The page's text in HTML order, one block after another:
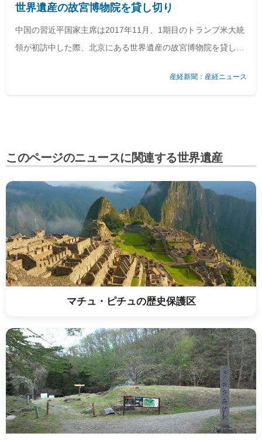
世界遺産の故宮博物院を貸し切り
中国の習近平国家主席は2017年11月、1期目のトランプ米大統
領が初訪中した際、北京にある世界遺産の故宮博物院を貸し切
産経新聞：産経ニュース
このページのニュースに関連する世界遺産
マチュ・ピチュの歴史保護区